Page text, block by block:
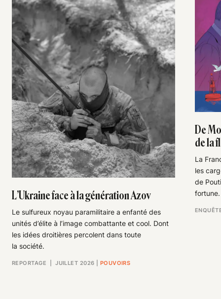
L’Ukraine face à la génération Azov
Le sulfureux noyau paramilitaire a enfanté des
unités d’élite à l’image combattante et cool. Dont
les idées droitières percolent dans toute
la société.
REPORTAGE | JUILLET 2026 POUVOIRS
De
de la
La
les
de
fortune.